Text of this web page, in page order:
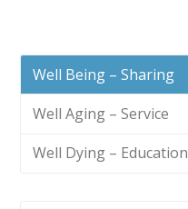
Well Being – Sharing
Well Aging – Service
Well Dying – Education